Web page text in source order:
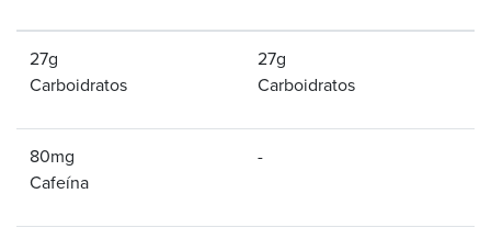
27g
Carboidratos
27g
Carboidratos
80mg
Cafeína
-